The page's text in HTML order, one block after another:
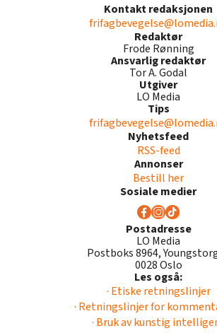
Kontakt redaksjonen
Redaktør
Frode Rønning
Ansvarlig redaktør
Tor A. Godal
Utgiver
LO Media
Tips
Nyhetsfeed
RSS-feed
Annonser
Bestill her
Sosiale medier
Postadresse
LO Media
Postboks 8964,
0028 Oslo
Les også:
· Etiske retningslinjer
· Retningslinjer for
· Bruk av kunstig